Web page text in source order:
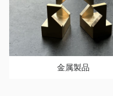
金属製品